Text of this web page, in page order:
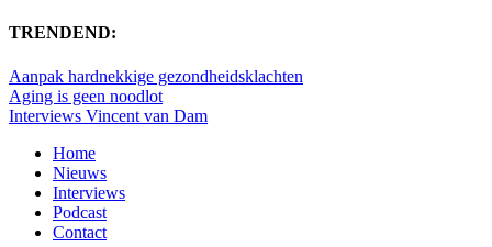
TRENDEND:
Aanpak hardnekkige gezondheidsklachten
Aging is geen noodlot
Interviews Vincent van Dam
Home
Nieuws
Interviews
Podcast
Contact